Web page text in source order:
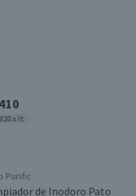
x lt
Purific
de Inodoro Pato